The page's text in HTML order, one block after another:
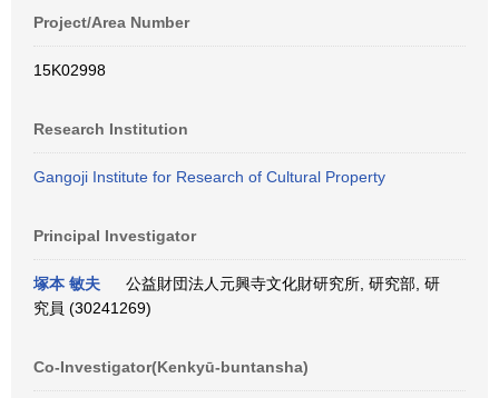
Project/Area Number
15K02998
Research Institution
Gangoji Institute for Research of Cultural Property
Principal Investigator
塚本 敏夫
公益財団法人元興寺文化財研究所, 研究部, 研
究員 (30241269)
Co-Investigator(Kenkyū-buntansha)